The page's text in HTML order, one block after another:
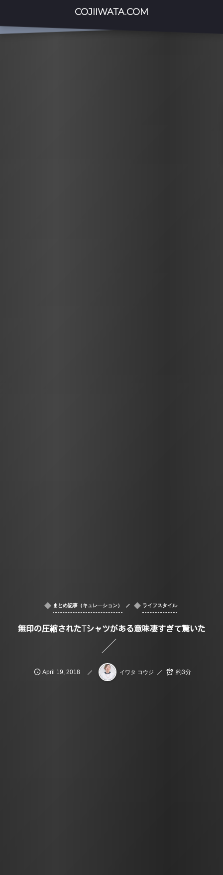
COJIIWATA.COM
まとめ記事（キュレ―ション） ライフスタイル
無印の圧縮されたTシャツがある意味凄すぎて驚いた
April 19 2018 イワタ コウジ 約3分